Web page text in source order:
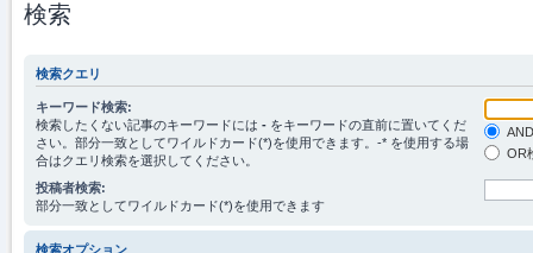
検索
検索クエリ
キーワード検索:
検索したくない記事のキーワードには - をキーワードの直前に置いてくだ
さい。部分一致としてワイルドカード(*)を使用できます。-* を使用する場
合はクエリ検索を選択してください。
OR
投稿者検索:
部分一致としてワイルドカード(*)を使用できます
検索オプション